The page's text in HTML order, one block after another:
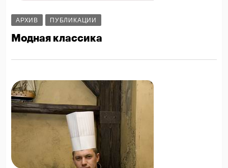
АРХИВ ПУБЛИКАЦИИ
Модная классика